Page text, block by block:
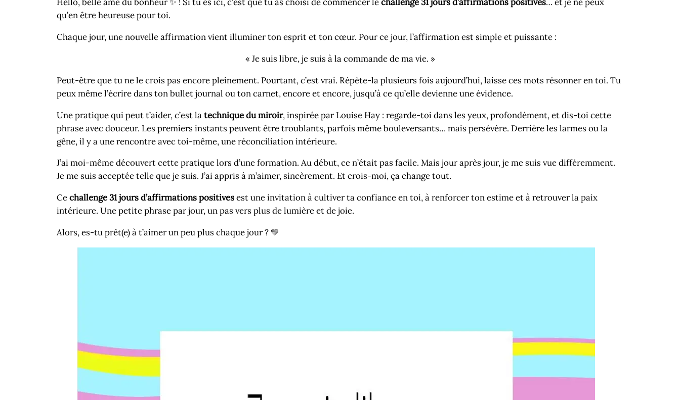
Hello, belle âme du bonheur ✨ ! Si tu es ici, c’est que tu as choisi de commencer lechallenge 31 jours d’affirmations positives… et je ne peux
qu’en être heureuse pour toi.
Chaque jour, une nouvelle affirmation vient illuminer ton esprit et ton cœur. Pour ce jour, l’affirmation est simple et puissante :
« Je suis libre, je suis à la commande de ma vie. »
Peut-être que tu ne le crois pas encore pleinement. Pourtant, c’est vrai. Répète-la plusieurs fois aujourd’hui, laisse ces mots résonner en toi. Tu
peux même l’écrire dans ton bullet journal ou ton carnet, encore et encore, jusqu’à ce qu’elle devienne une évidence.
Une pratique qui peut t’aider, c’est latechnique du miroir, inspirée par Louise Hay : regarde-toi dans les yeux, profondément, et dis-toi cette
phrase avec douceur. Les premiers instants peuvent être troublants, parfois même bouleversants… mais persévère. Derrière les larmes ou la
gêne, il y a une rencontre avec toi-même, une réconciliation intérieure.
J’ai moi-même découvert cette pratique lors d’une formation. Au début, ce n’était pas facile. Mais jour après jour, je me suis vue différemment.
Je me suis acceptée telle que je suis. J’ai appris à m’aimer, sincèrement. Et crois-moi, ça change tout.
Cechallenge 31 jours d’affirmations positivesest une invitation à cultiver ta confiance en toi, à renforcer ton estime et à retrouver la paix
intérieure. Une petite phrase par jour, un pas vers plus de lumière et de joie.
Alors, es-tu prêt(e) à t’aimer un peu plus chaque jour ? 💛